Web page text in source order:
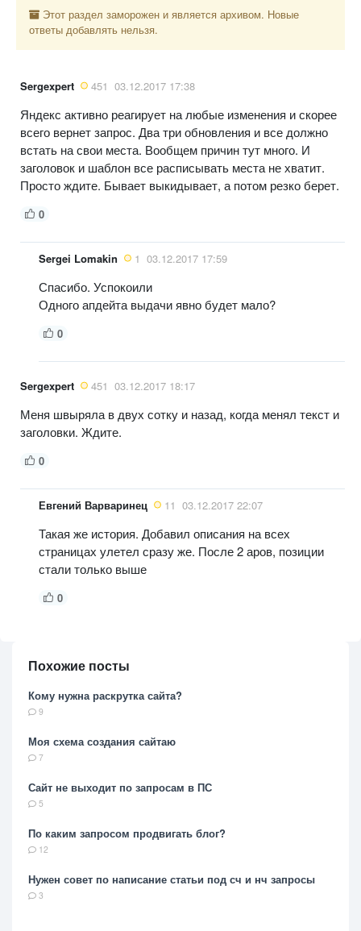
Этот раздел заморожен и является архивом. Новые
ответы добавлять нельзя.
Sergexpert 451 03.12.2017 17:38
Яндекс активно реагирует на любые изменения и скорее
всего вернет запрос. Два три обновления и все должно
встать на свои места. Вообщем причин тут много. И
заголовок и шаблон все расписывать места не хватит.
Просто ждите. Бывает выкидывает, а потом резко берет.
0
Sergei Lomakin 1 03.12.2017 17:59
Спасибо. Успокоили
Одного апдейта выдачи явно будет мало?
0
Sergexpert 451 03.12.2017 18:17
Меня швыряла в двух сотку и назад, когда менял текст и
заголовки. Ждите.
0
Евгений Варваринец 11 03.12.2017 22:07
Такая же история. Добавил описания на всех
страницах улетел сразу же. После 2 аров, позиции
стали только выше
0
Похожие посты
Кому нужна раскрутка сайта?
9
Моя схема создания сайтаю
7
Сайт не выходит по запросам в ПС
5
По каким запросом продвигать блог?
12
Нужен совет по написание статьи под сч и нч запросы
3